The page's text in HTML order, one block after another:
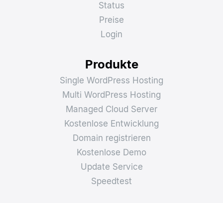
Status
Preise
Login
Produkte
Single WordPress Hosting
Multi WordPress Hosting
Managed Cloud Server
Kostenlose Entwicklung
Domain registrieren
Kostenlose Demo
Update Service
Speedtest